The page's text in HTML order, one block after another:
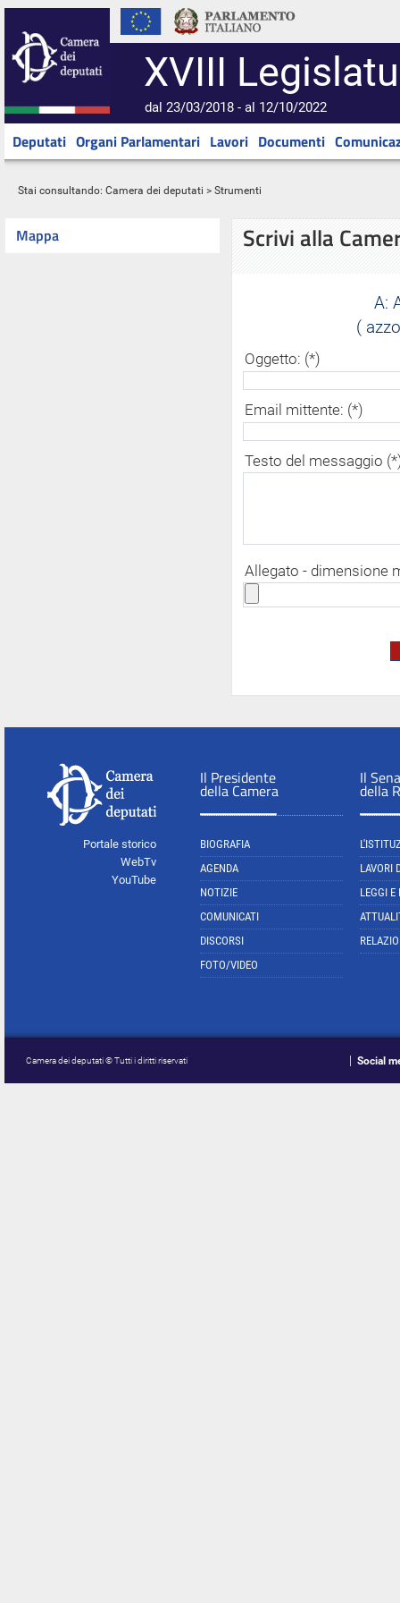
XVIII
dal 23/03/2018 - al 12/10/2022
Deputati Organi Parlamentari Lavori Documenti
Stai consultando: Camera dei deputati > Strumenti
Mappa Scrivi alla
A:
(
Oggetto: (*)
Email mittente: (*)
Testo del messaggio
Allegato - dimensione
Portale storico
WebTv
YouTube
Il Presidente
della Camera
BIOGRAFIA
AGENDA
NOTIZIE
COMUNICATI
DISCORSI
FOTO/VIDEO
Il
della
LAVORI
LEGGI E
Camera dei deputati © Tutti i diritti riservati Social